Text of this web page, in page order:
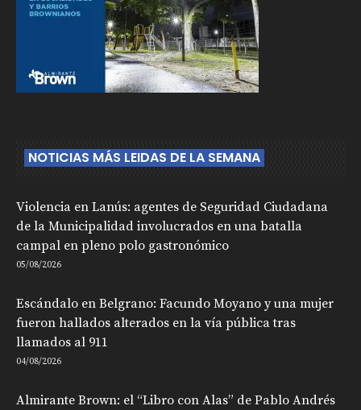
NOTICIAS MÁS LEIDAS DE LA SEMANA
Violencia en Lanús: agentes de Seguridad Ciudadana
de la Municipalidad involucrados en una batalla
campal en pleno polo gastronómico
05/08/2026
Escándalo en Belgrano: Facundo Moyano y una mujer
fueron hallados alterados en la vía pública tras
llamados al 911
04/08/2026
Almirante Brown: el “Libro con Alas” de Pablo Andrés